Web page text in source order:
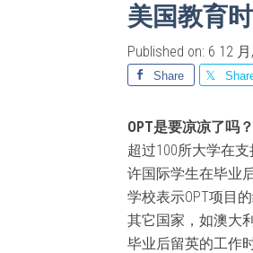
美国教育
Published on: 6 12
Share
OPT是要凉凉了吗？
超过100所大学在支
许国际学生在毕业
学校表示OPT项目
其它国家，如澳大
毕业后留英的工作